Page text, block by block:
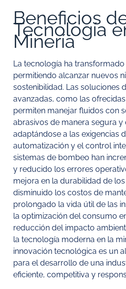
Beneficios
Tecnología
Minería
La tecnología ha
permitiendo alcanzar nuevos
sostenibilidad. Las soluciones
avanzadas, como las
permiten manejar fluidos con
abrasivos de manera segura y
adaptándose a las exigencias
automatización y el control
sistemas de bombeo han
y reducido los errores
mejora en la durabilidad de
disminuido los costos de
prolongado la vida útil de las
la optimización del consumo
reducción del impacto
la tecnología moderna en la
innovación tecnológica es un
para el desarrollo de una
eficiente, competitiva y